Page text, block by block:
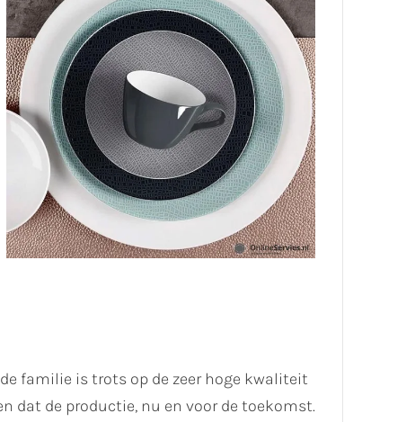
familie is trots op de zeer hoge kwaliteit
dat de productie, nu en voor de toekomst.